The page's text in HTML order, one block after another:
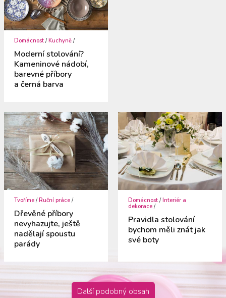
Domácnost /Kuchyně /
Moderní stolování?
Kameninové nádobí,
barevné příbory
a černá barva
Tvoříme / Ruční práce /
Dřevěné příbory
nevyhazujte, ještě
nadělají spoustu
parády
Domácnost / Interiér a
dekorace /
Pravidla stolování
bychom měli znát jak
své boty
Další podobný obsah